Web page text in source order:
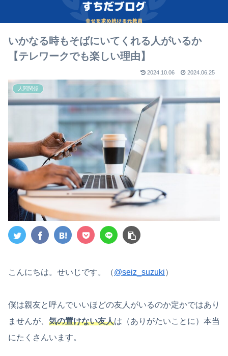
いかなる時もそばにいてくれる人がいるか
【テレワークでも楽しい理由】
2024.10.06 2024.06.25
人間関係
こんにちは。せいじです。（@seiz_suzuki）
僕は親友と呼んでいいほどの友人がいるのか定かではあり
ませんが、 気の置けない友人は（ありがたいことに）本当
にたくさんいます。